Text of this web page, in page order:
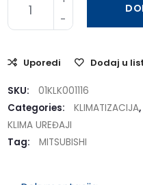
Uporedi Dodaj u
SKU:
01KLK001116
Categories:
KLIMATIZACIJA,
KLIMA UREĐAJI
Tag:
MITSUBISHI